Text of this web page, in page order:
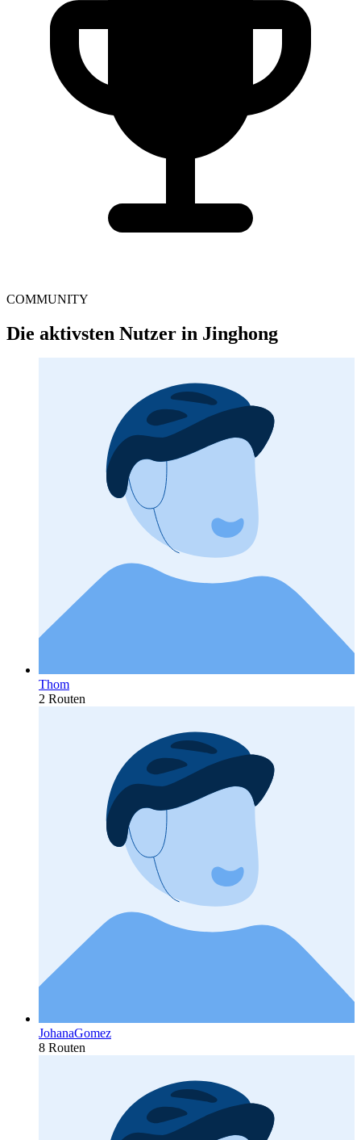
COMMUNITY
Die aktivsten Nutzer in Jinghong
Thom
2 Routen
JohanaGomez
8 Routen